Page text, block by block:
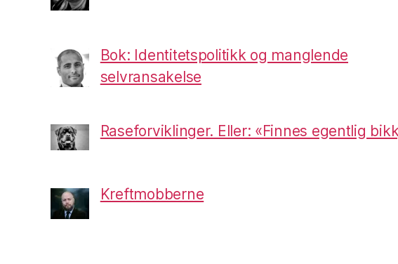
Bok: Identitetspolitikk og manglende
selvransakelse
Raseforviklinger. Eller: «Finnes egentlig
Kreftmobberne